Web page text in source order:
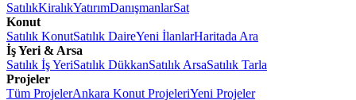
SatılıkKiralıkYatırımDanışmanlarSat
Konut
Satılık KonutSatılık DaireYeni İlanlarHaritada Ara
İş Yeri & Arsa
Satılık İş YeriSatılık DükkanSatılık ArsaSatılık Tarla
Projeler
Tüm ProjelerAnkara Konut ProjeleriYeni Projeler